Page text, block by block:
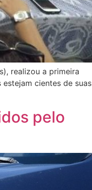
realizou a primeira
cientes de suas
pelo